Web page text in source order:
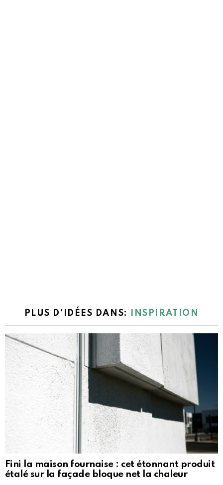
PLUS D'IDÉES DANS: INSPIRATION
Fini la maison fournaise : cet étonnant produit
étalé sur la façade bloque net la chaleur